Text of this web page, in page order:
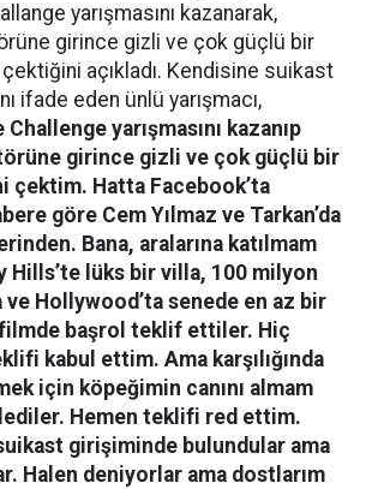
yarışmasını kazanarak,
girince gizli ve çok güçlü bir
çektiğini açıkladı. Kendisine suikast
ifade eden ünlü yarışmacı,
yarışmasını kazanıp
girince gizli ve çok güçlü bir
çektim. Hatta Facebook’ta
göre Cem Yılmaz ve Tarkan’da
Bana, aralarına katılmam
Hills’te lüks bir villa, 100 milyon
Hollywood’ta senede en az bir
başrol teklif ettiler. Hiç
kabul ettim. Ama karşılığında
için köpeğimin canını almam
Hemen teklifi red ettim.
girişiminde bulundular ama
Halen deniyorlar ama dostlarım